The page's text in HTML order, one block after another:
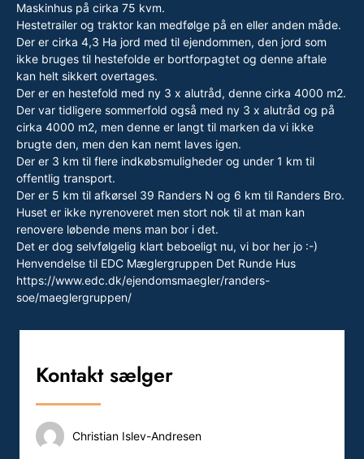
Maskinhus på cirka 75 kvm.
Hestetrailer og traktor kan medfølge på en eller anden måde.
Der er cirka 4,3 Ha jord med til ejendommen, den jord som
ikke bruges til hestefolde er bortforpagtet og denne aftale
kan helt sikkert overtages.
Der er en hestefold med ny 3 x alutråd, denne cirka 4000 m2.
Der var tidligere sommerfold også med ny 3 x alutråd og på
cirka 4000 m2, men denne er langt til marken da vi ikke
brugte den, men den kan nemt laves igen.
Der er 3 km til flere indkøbsmuligheder og under 1 km til
offentlig transport.
Der er 5 km til afkørsel 39 Randers N og 6 km til Randers Bro.
Huset er ikke nyrenoveret men stort nok til at man kan
renovere løbende mens man bor i det.
Det er dog selvfølgelig klart beboeligt nu, vi bor her jo :-)
Henvendelse til EDC Mæglergruppen Det Runde Hus
https://www.edc.dk/ejendomsmaegler/randers-
soe/maeglergruppen/
Kontakt sælger
Christian Islev-Andresen